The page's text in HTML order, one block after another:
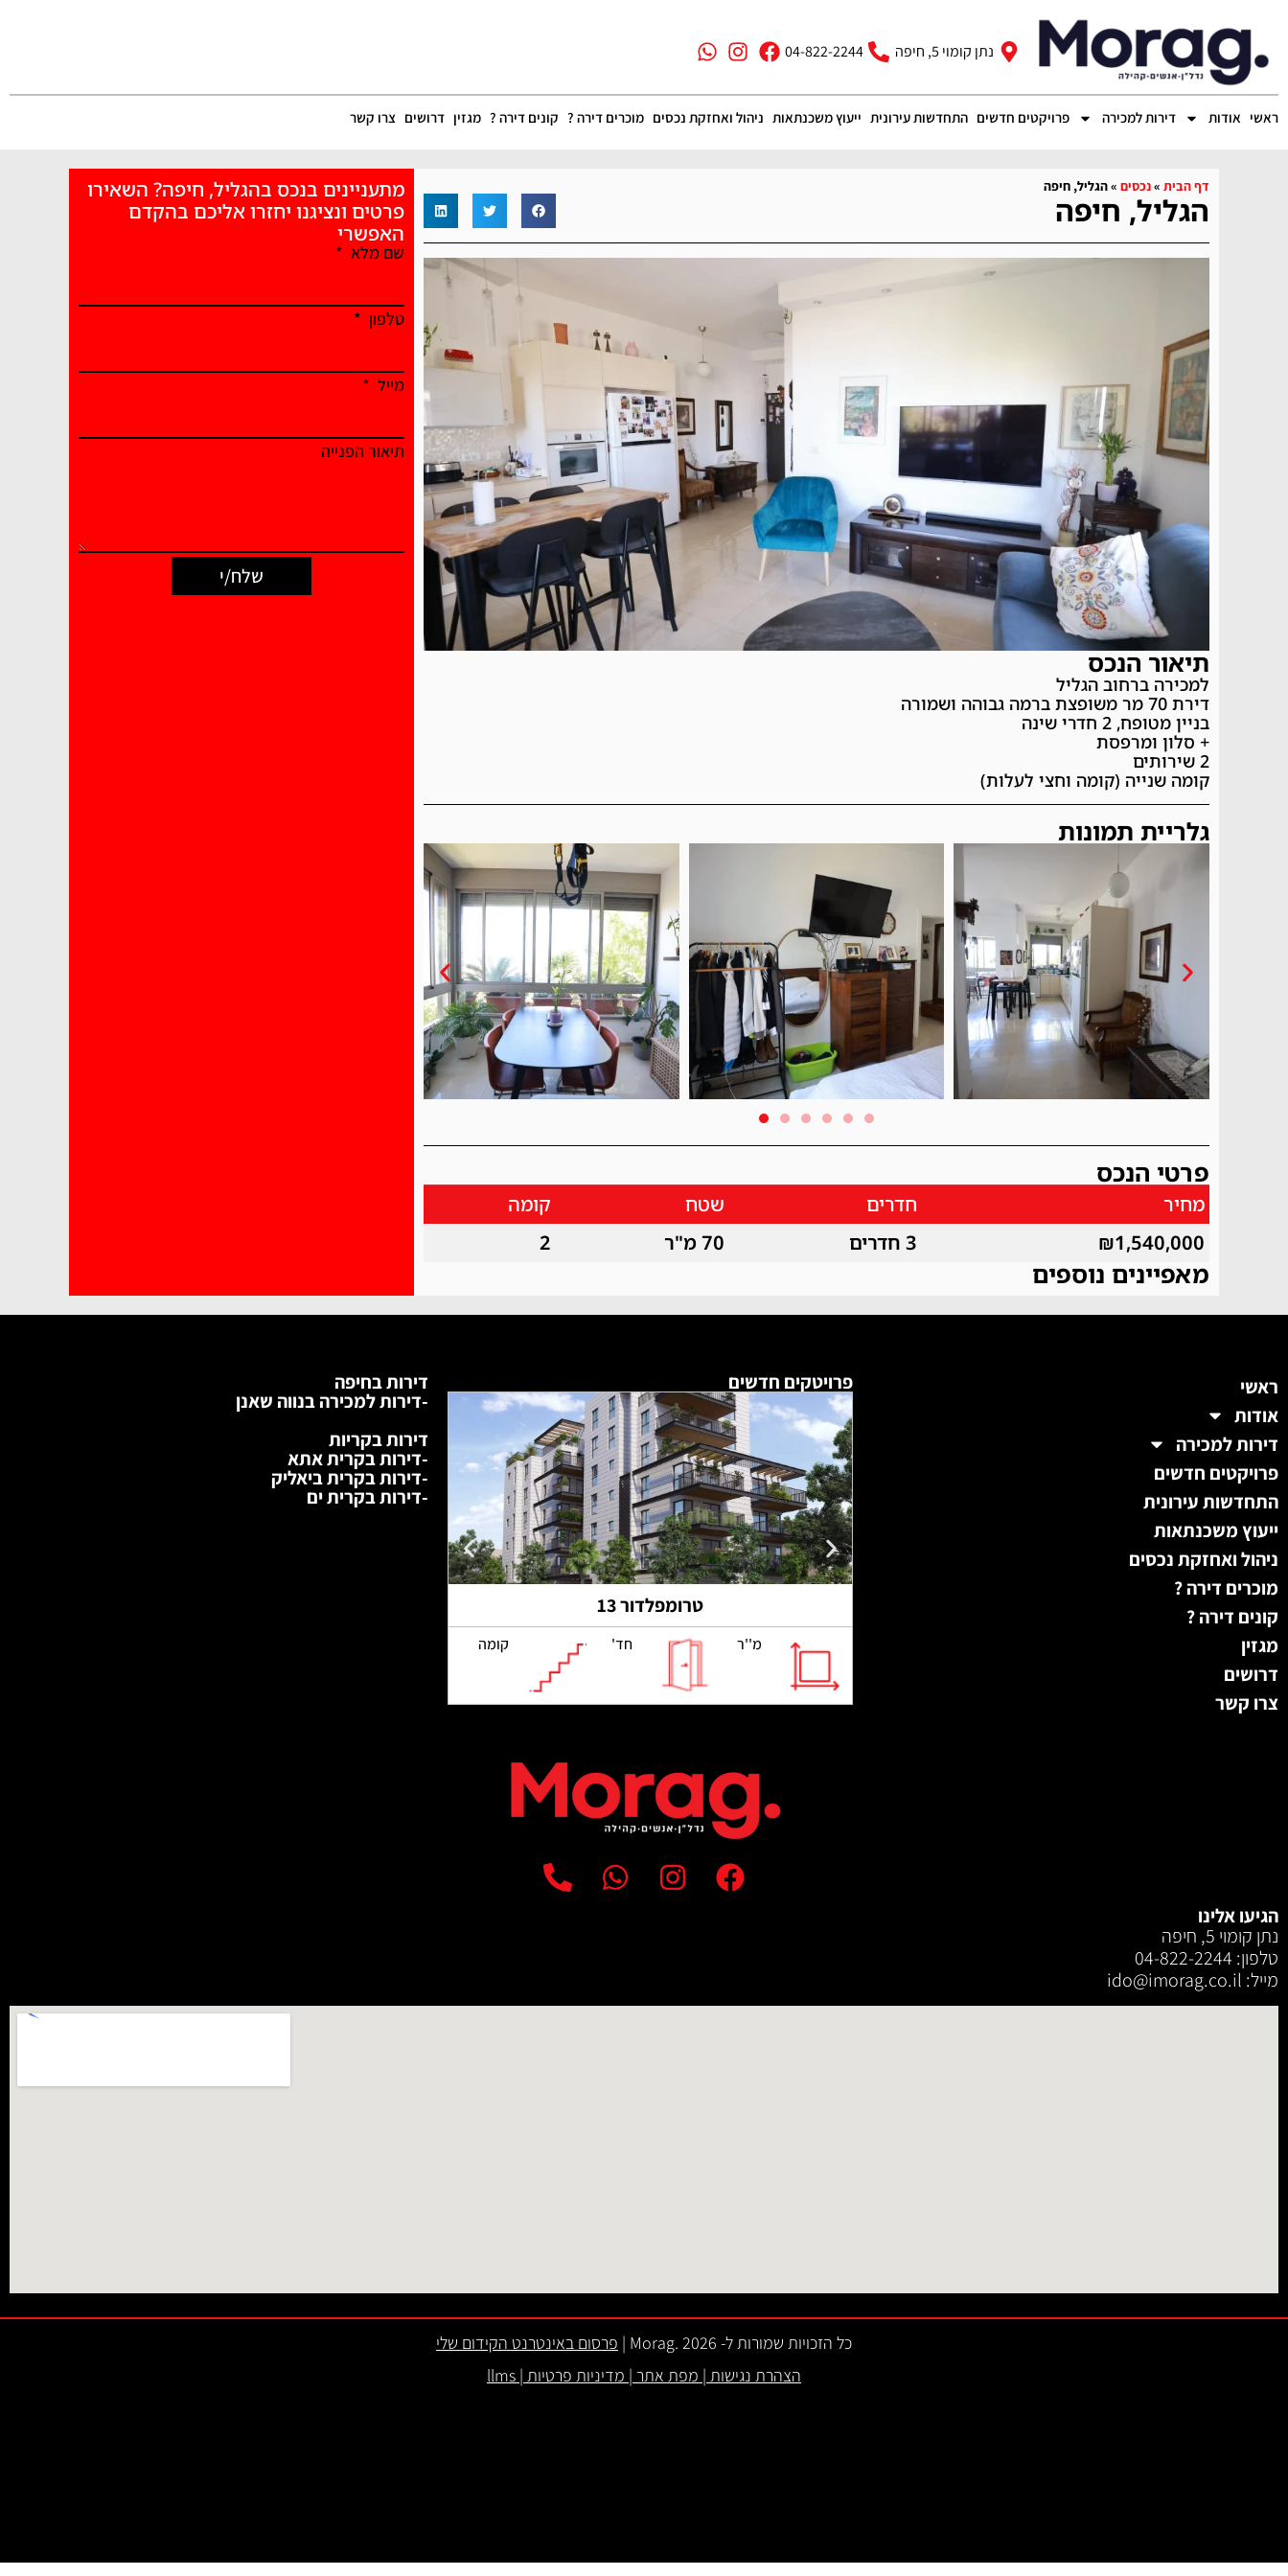
נתן קומוי 5, חיפה 04-822-2244
ראשי אודות דירות למכירה פרויקטים חדשים התחדשות עירונית ייעוץ משכנתאות ניהול ואחזקת נכסים מוכרים דירה ? קונים דירה ? מגזין דרושים צרו קשר
דף הבית »נכסים »הגליל, חיפה
הגליל, חיפה
תיאור הנכס
למכירה ברחוב הגליל
דירת 70 מר משופצת ברמה גבוהה ושמורה
בניין מטופח, 2 חדרי שינה
+ סלון ומרפסת
2 שירותים
קומה שנייה (קומה וחצי לעלות)
גלריית תמונות
פרטי הנכס
מחיר חדרים שטח
קומה
₪1,540,000
3 חדרים 70 מ"ר 2
מאפיינים נוספים
מתעניינים בנכס בהגליל, חיפה? השאירו
פרטים ונציגנו יחזרו אליכם בהקדם
האפשרי
שם מלא
טלפון
מייל
תיאור הפנייה
שלח/י
ראשי
אודות
דירות למכירה
פרויקטים חדשים
התחדשות עירונית
ייעוץ משכנתאות
ניהול ואחזקת נכסים
מוכרים דירה ?
קונים דירה ?
מגזין
דרושים
צרו קשר
פרויטקים חדשים
טרומפלדור 13
מ''ר חד' קומה
דירות בחיפה
-דירות למכירה בנווה שאנן
דירות בקריות
-דירות בקרית אתא
-דירות בקרית ביאליק
-דירות בקרית ים
הגיעו אלינו
נתן קומוי 5, חיפה
טלפון: 04-822-2244
מייל: ‫ido@imorag.co.il
כל הזכויות שמורות ל- 2026 .Morag |
פרסום באינטרנט הקידום שלי
הצהרת נגישות | מפת אתר | מדיניות פרטיות |
llms